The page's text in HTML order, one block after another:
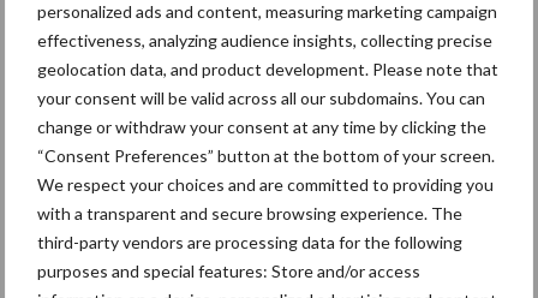
personalized ads and content, measuring marketing campaign
effectiveness, analyzing audience insights, collecting precise
geolocation data, and product development. Please note that
your consent will be valid across all our subdomains. You can
change or withdraw your consent at any time by clicking the
“Consent Preferences” button at the bottom of your screen.
We respect your choices and are committed to providing you
with a transparent and secure browsing experience. The
third-party vendors are processing data for the following
purposes and special features: Store and/or access
Sociale conditionaliteiten
Vanaf 2025 worden sociale conditionaliteiten onderdeel van het
bestaande wet- en regelgeving rondom arbeidsovereenkomsten
en een veilige werkomgeving ook meetellen als voorwaarde voor
subsidie. Het niet naleven van deze regels kan mogelijk invloed
hebben op de uitbetaling van uw subsidie. Ontving u in 2024
minder dan € 5.000 aan directe betalingen? Dan wordt u